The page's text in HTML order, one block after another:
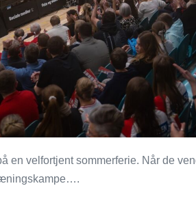
en velfortjent sommerferie. Når de